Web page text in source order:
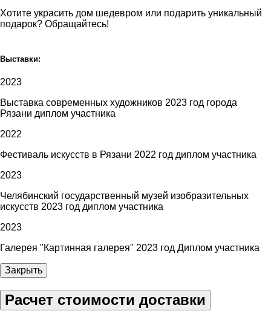
Хотите украсить дом шедевром или подарить уникальный
подарок? Обращайтесь!
Выставки:
2023
Выставка современных художников 2023 год города
Рязани диплом участника
2022
Фестиваль искусств в Рязани 2022 год диплом участника
2023
Челябинский государственный музей изобразительных
искусств 2023 год диплом участника
2023
Галерея "Картинная галерея" 2023 год Диплом участника
Закрыть
Расчет стоимости доставки